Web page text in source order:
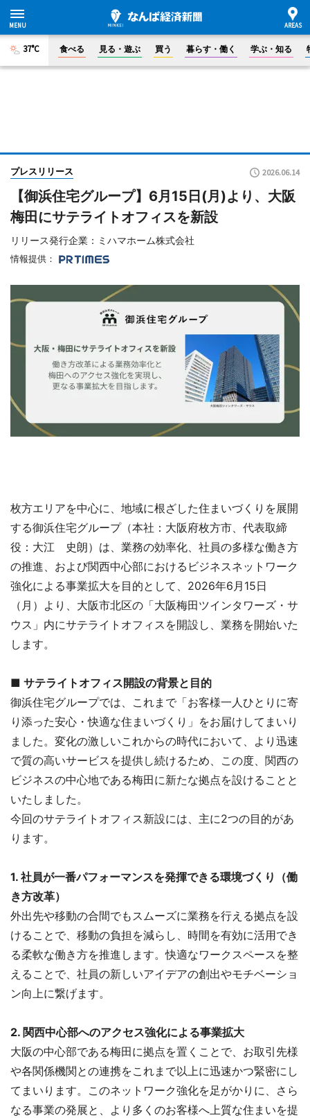
37°C 食べる 見る・遊ぶ 買う 暮らす・働く 学ぶ・知る
プレスリリース 2026.06.14
【御浜住宅グループ】6月15日(月)より、大阪
梅田にサテライトオフィスを新設
リリース発行企業：ミハマホーム株式会社
情報提供：
枚方エリアを中心に、地域に根ざした住まいづくりを展開
する御浜住宅グループ（本社：大阪府枚方市、代表取締
役：大江 史朗）は、業務の効率化、社員の多様な働き方
の推進、および関西中心部におけるビジネスネットワーク
強化による事業拡大を目的として、2026年6月15日
（月）より、大阪市北区の「大阪梅田ツインタワーズ・サ
ウス」内にサテライトオフィスを開設し、業務を開始いた
します。
■ サテライトオフィス開設の背景と目的
御浜住宅グループでは、これまで「お客様一人ひとりに寄
り添った安心・快適な住まいづくり」をお届けしてまいり
ました。変化の激しいこれからの時代において、より迅速
で質の高いサービスを提供し続けるため、この度、関西の
ビジネスの中心地である梅田に新たな拠点を設けることと
いたしました。
今回のサテライトオフィス新設には、主に2つの目的があ
ります。
1. 社員が一番パフォーマンスを発揮できる環境づくり（働
き方改革）
外出先や移動の合間でもスムーズに業務を行える拠点を設
けることで、移動の負担を減らし、時間を有効に活用でき
る柔軟な働き方を推進します。快適なワークスペースを整
えることで、社員の新しいアイデアの創出やモチベーショ
ン向上に繋げます。
2. 関西中心部へのアクセス強化による事業拡大
大阪の中心部である梅田に拠点を置くことで、お取引先様
や各関係機関との連携をこれまで以上に迅速かつ緊密にし
てまいります。このネットワーク強化を足がかりに、さら
なる事業の発展と、より多くのお客様へ上質な住まいを提